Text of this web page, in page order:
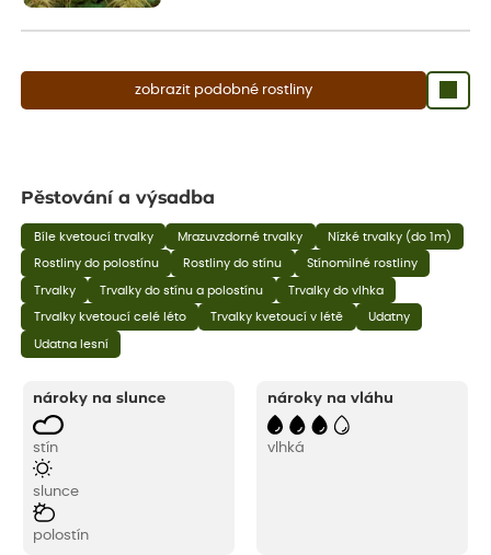
zobrazit podobné rostliny
Pěstování a výsadba
Bíle kvetoucí trvalky Mrazuvzdorné trvalky Nízké trvalky (do 1m)
Rostliny do polostínu Rostliny do stínu Stínomilné rostliny
Trvalky Trvalky do stínu a polostínu Trvalky do vlhka
Trvalky kvetoucí celé léto Trvalky kvetoucí v létě Udatny
Udatna lesní
nároky na slunce
stín
slunce
polostín
nároky na vláhu
vlhká